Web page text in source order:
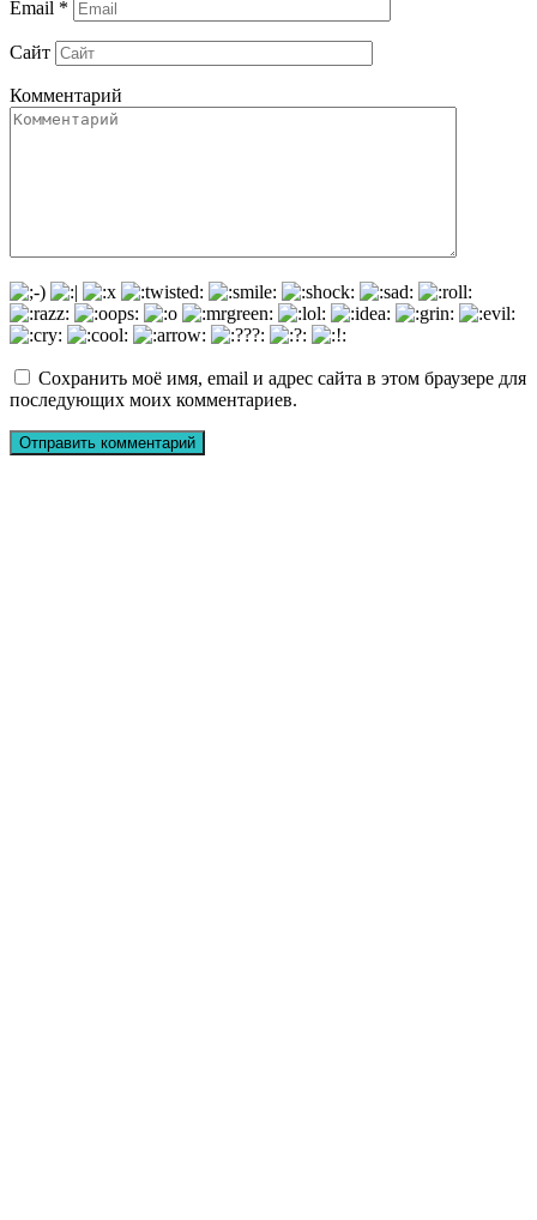
Email *
Сайт
Комментарий
Сохранить моё имя, email и адрес сайта в этом браузере для
последующих моих комментариев.